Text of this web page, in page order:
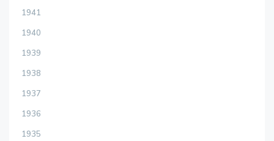
1941
1940
1939
1938
1937
1936
1935